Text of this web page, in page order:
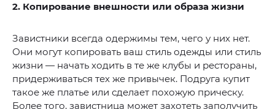
2. Копирование внешности или образа жизни
Завистники всегда одержимы тем, чего у них нет.
Они могут копировать ваш стиль одежды или стиль
жизни — начать ходить в те же клубы и рестораны,
придерживаться тех же привычек. Подруга купит
такое же платье или сделает похожую прическу.
Более того, завистница может захотеть заполучить